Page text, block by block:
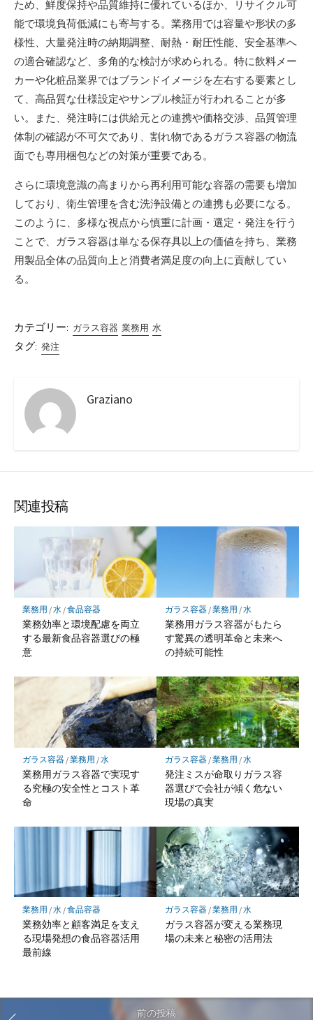
ため、鮮度保持や品質維持に優れているほか、リサイクル可
能で環境負荷低減にも寄与する。業務用では容量や形状の多
様性、大量発注時の納期調整、耐熱・耐圧性能、安全基準へ
の適合確認など、多角的な検討が求められる。特に飲料メー
カーや化粧品業界ではブランドイメージを左右する要素とし
て、高品質な仕様設定やサンプル検証が行われることが多
い。また、発注時には供給元との連携や価格交渉、品質管理
体制の確認が不可欠であり、割れ物であるガラス容器の物流
面でも専用梱包などの対策が重要である。
さらに環境意識の高まりから再利用可能な容器の需要も増加
しており、衛生管理を含む洗浄設備との連携も必要になる。
このように、多様な視点から慎重に計画・選定・発注を行う
ことで、ガラス容器は単なる保存具以上の価値を持ち、業務
用製品全体の品質向上と消費者満足度の向上に貢献してい
る。
カテゴリー: ガラス容器 業務用 水
タグ: 発注
Graziano
関連投稿
業務用 /水/食品容器
業務効率と環境配慮を両立
する最新食品容器選びの極
意
ガラス容器/業務用 /水
業務用ガラス容器がもたら
す驚異の透明革命と未来へ
の持続可能性
ガラス容器/業務用 /水
業務用ガラス容器で実現す
る究極の安全性とコスト革
命
ガラス容器/業務用 /水
発注ミスが命取りガラス容
器選びで会社が傾く危ない
現場の真実
業務用 /水 /食品容器
業務効率と顧客満足を支え
る現場発想の食品容器活用
最前線
ガラス容器/業務用 /水
ガラス容器が変える業務現
場の未来と秘密の活用法
前の投稿